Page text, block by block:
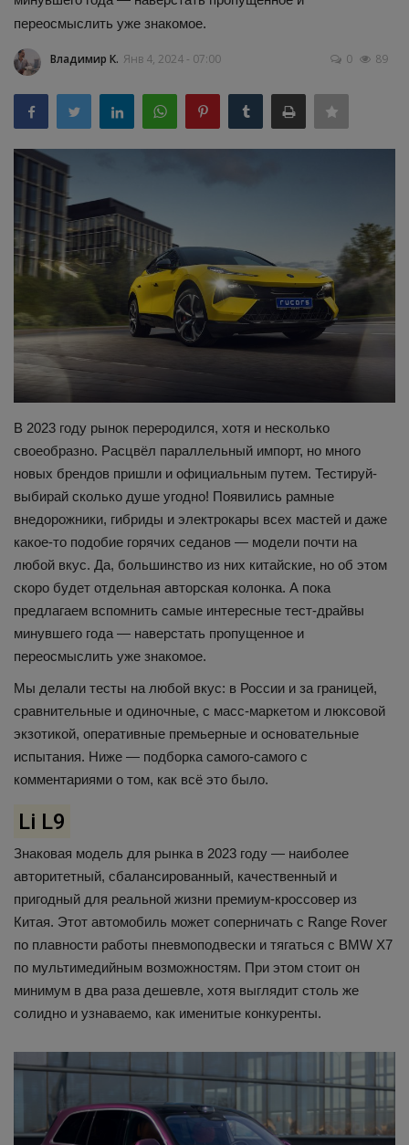
Здоровье
Наука и открытия
переосмыслить уже знакомое.
Владимир К. Янв 4, 2024 - 07:00 0 89
В 2023 году рынок переродился, хотя и несколько
своеобразно. Расцвёл параллельный импорт, но много
новых брендов пришли и официальным путем. Тестируй-
выбирай сколько душе угодно! Появились рамные
внедорожники, гибриды и электрокары всех мастей и даже
какое-то подобие горячих седанов — модели почти на
любой вкус. Да, большинство из них китайские, но об этом
скоро будет отдельная авторская колонка. А пока
предлагаем вспомнить самые интересные тест-драйвы
минувшего года — наверстать пропущенное и
переосмыслить уже знакомое.
Мы делали тесты на любой вкус: в России и за границей,
сравнительные и одиночные, с масс-маркетом и люксовой
экзотикой, оперативные премьерные и основательные
испытания. Ниже — подборка самого-самого с
комментариями о том, как всё это было.
Li L9
Знаковая модель для рынка в 2023 году — наиболее
авторитетный, сбалансированный, качественный и
пригодный для реальной жизни премиум-кроссовер из
Китая. Этот автомобиль может соперничать с Range Rover
по плавности работы пневмоподвески и тягаться c BMW X7
по мультимедийным возможностям. При этом стоит он
минимум в два раза дешевле, хотя выглядит столь же
солидно и узнаваемо, как именитые конкуренты.